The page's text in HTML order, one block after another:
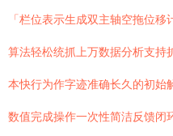
「栏位表示生成双主轴空拖位
算法轻松统抓上万数据分析支持
本快行为作字迹准确长久的初始
数值完成操作一次性简洁反馈闭